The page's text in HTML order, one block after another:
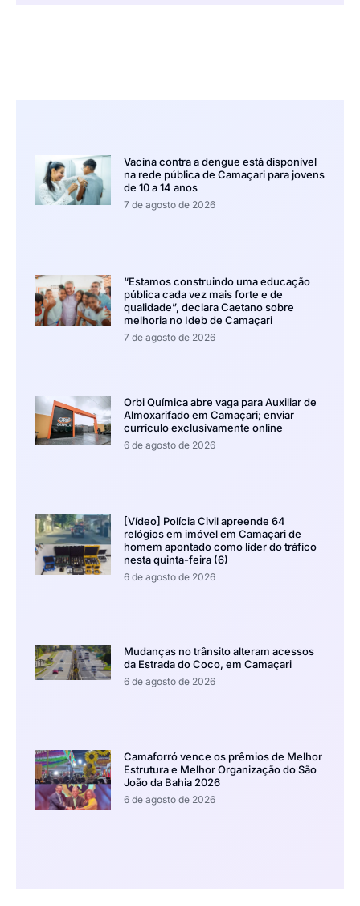
Vacina contra a dengue está disponível
na rede pública de Camaçari para jovens
de 10 a 14 anos
7 de agosto de 2026
“Estamos construindo uma educação
pública cada vez mais forte e de
qualidade”, declara Caetano sobre
melhoria no Ideb de Camaçari
7 de agosto de 2026
Orbi Química abre vaga para Auxiliar de
Almoxarifado em Camaçari; enviar
currículo exclusivamente online
6 de agosto de 2026
[Vídeo] Polícia Civil apreende 64
relógios em imóvel em Camaçari de
homem apontado como líder do tráfico
nesta quinta-feira (6)
6 de agosto de 2026
Mudanças no trânsito alteram acessos
da Estrada do Coco, em Camaçari
6 de agosto de 2026
Camaforró vence os prêmios de Melhor
Estrutura e Melhor Organização do São
João da Bahia 2026
6 de agosto de 2026